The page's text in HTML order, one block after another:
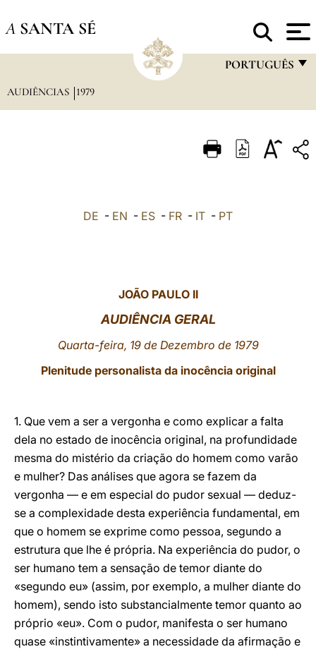
A SANTA SÉ
PORTUGUÊS
ITALIANO
LATINE
AUDIÊNCIAS 1979
DE - EN - ES - FR - IT - PT
JOÃO PAULO II
AUDIÊNCIA GERAL
Quarta-feira, 19 de Dezembro de 1979
Plenitude personalista da inocência original
1. Que vem a ser a vergonha e como explicar a falta
dela no estado de inocência original, na profundidade
mesma do mistério da criação do homem como varão
e mulher? Das análises que agora se fazem da
vergonha — e em especial do pudor sexual — deduz-
se a complexidade desta experiência fundamental, em
que o homem se exprime como pessoa, segundo a
estrutura que lhe é própria. Na experiência do pudor, o
ser humano tem a sensação de temor diante do
«segundo eu» (assim, por exemplo, a mulher diante do
homem), sendo isto substancialmente temor quanto ao
próprio «eu». Com o pudor, manifesta o ser humano
quase «instintivamente» a necessidade da afirmação e